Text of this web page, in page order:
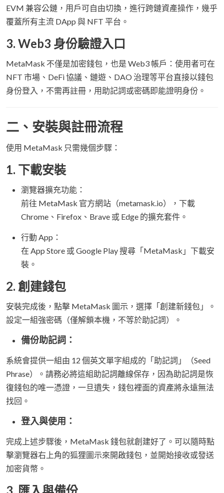
EVM 兼容公鏈，用戶可自由切換，進行跨鏈資產操作，幾乎
覆蓋所有主流 DApp 與 NFT 平台。
3. Web3 身份驗證入口
MetaMask 不僅是加密錢包，也是 Web3 帳戶：使用者可在
NFT 市場、DeFi 協議、鏈遊、DAO 治理等平台直接以錢包
身份登入，不需再註冊，用助記詞或密碼即能證明身份。
二、安裝與註冊流程
使用 MetaMask 只需幾個步驟：
1. 下載安裝
瀏覽器擴充功能：
前往 MetaMask 官方網站（metamask.io），下載
Chrome、Firefox、Brave 或 Edge 的擴充套件。
行動 App：
在 App Store 或 Google Play 搜尋「MetaMask」下載安
裝。
2. 創建錢包
安裝完成後，點擊 MetaMask 圖示，選擇「創建新錢包」。
設定一組強密碼（僅解鎖本機，不等於助記詞）。
備份助記詞：
系統會提供一組由 12 個英文單字組成的「助記詞」（Seed
Phrase）。請務必將這組助記詞離線保存，因為助記詞是恢
復錢包的唯一憑證，一旦遺失，錢包裡面的資產將永遠無法
找回。
登入與使用：
完成上述步驟後，MetaMask 錢包就創建好了。可以隨時點
擊瀏覽器右上角的狐狸圖示來開啟錢包，並開始接收或發送
加密貨幣。